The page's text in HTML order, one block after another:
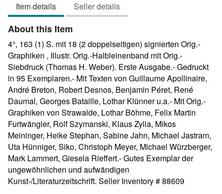
out
of
5
stars
Item details Seller details
About this Item
4°, 163 (1) S. mit 18 (2 doppelseitigen) signierten Orig.-
Graphiken , Illustr. Orig.-Halbleinenband mit Orig.-
Siebdruck (Thomas H. Weber). Erste Ausgabe.- Gedruckt
in 95 Exemplaren.- Mit Texten von Guillaume Apollinaire,
André Breton, Robert Desnos, Benjamin Péret, René
Daumal, Georges Bataille, Lothar Klünner u.a.- Mit Orig.-
Graphiken von Strawalde, Lothar Böhme, Felix Martin
Furtwängler, Rolf Szymanski, Klaus Zylla, Mikos
Meininger, Heike Stephan, Sabine Jahn, Michael Jastram,
Uta Hünniger, Siko, Christoph Meyer, Michael Würzberger,
Mark Lammert, Giesela Rieffert.- Gutes Exemplar der
ungewöhnlichen und aufwändigen
Kunst-/Literaturzeitschrift. Seller Inventory # 88609